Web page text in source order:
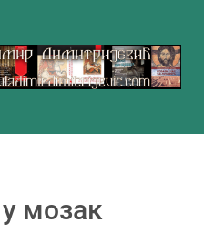
мозак